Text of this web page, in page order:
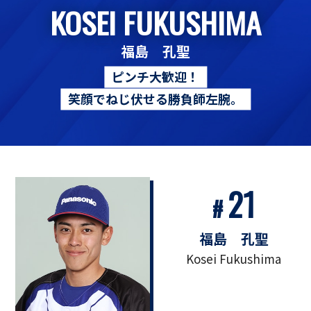
KOSEI FUKUSHIMA
福島 孔聖
ピンチ大歓迎！
笑顔でねじ伏せる勝負師左腕。
#21
福島 孔聖
Kosei Fukushima